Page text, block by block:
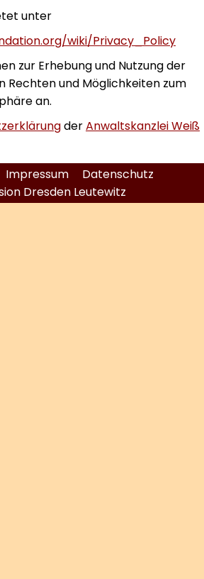
unter
wiki/Privacy_Policy
zur Erhebung und Nutzung der
Rechten und Möglichkeiten zum
an.
derAnwaltskanzlei Weiß
Dresden Leutewitz
Impressum Datenschutz